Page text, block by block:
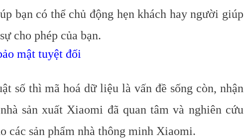
bạn có thể chủ động hẹn khách hay người giúp
cho phép của bạn.
mật tuyệt đối
số thì mã hoá dữ liệu là vấn đề sống còn, nhận
sản xuất Xiaomi đã quan tâm và nghiên cứu
các sản phẩm nhà thông minh Xiaomi.